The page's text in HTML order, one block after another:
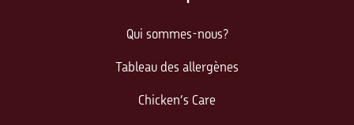
Qui sommes-nous?
Tableau des allergènes
Chicken’s Care